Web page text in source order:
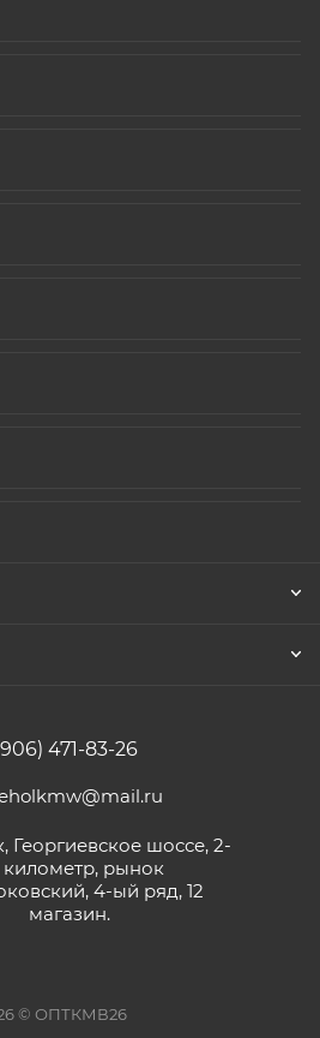
471-83-26
Георгиевское шоссе, 2-
рынок
4-ый ряд, 12
магазин.
© ОПТКМВ26